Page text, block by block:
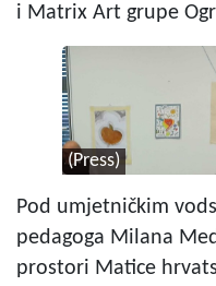
i Matrix Art grupe
(Press)
Pod umjetničkim
pedagoga Milana
prostori Matice